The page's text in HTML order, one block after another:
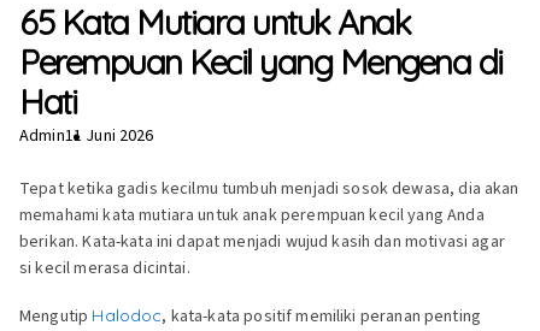
65 Kata Mutiara untuk Anak
Perempuan Kecil yang Mengena di
Hati
Admin11 Juni 2026
Tepat ketika gadis kecilmu tumbuh menjadi sosok dewasa, dia akan
memahami kata mutiara untuk anak perempuan kecil yang Anda
berikan. Kata-kata ini dapat menjadi wujud kasih dan motivasi agar
si kecil merasa dicintai.
Mengutip Halodoc, kata-kata positif memiliki peranan penting